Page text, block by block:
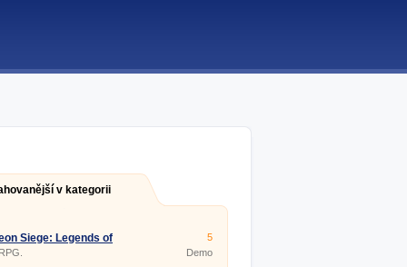
v kategorii
Siege: Legends of
5
Demo